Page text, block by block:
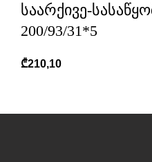
საარქივე-
200/93/31*5
₾210,10